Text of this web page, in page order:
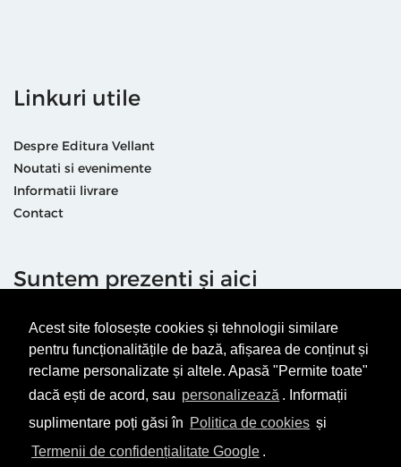
Acest site folosește cookies și tehnologii similare
pentru funcționalitățile de bază, afișarea de conținut și
reclame personalizate și altele. Apasă "Permite toate"
dacă ești de acord, sau personalizează . Informații
suplimentare poți găsi în Politica de cookies și
Termenii de confidențialitate Google .
Linkuri utile
Despre Editura Vellant
Noutati si evenimente
Informatii livrare
Contact
Suntem prezenti și aici
Politică de Confidențialitate
ANPC